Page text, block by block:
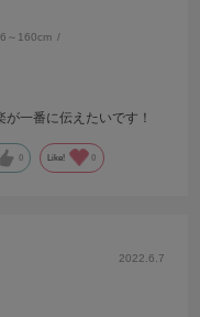
～160cm
一番に伝えたいです！
0 Like! 0
2022.6.7